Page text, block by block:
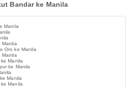
Bandar ke Manila
Manila
Manila
Oro ke Manila
Manila
Manila
ke Manila
Manila
Manila